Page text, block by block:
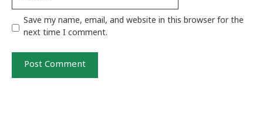
Save my name, email, and website in this browser for the
next time I comment.